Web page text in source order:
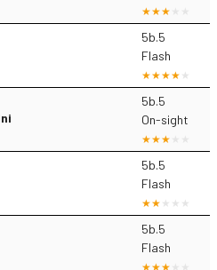
5b.5
Flash
5b.5
On-sight
5b.5
Flash
5b.5
Flash